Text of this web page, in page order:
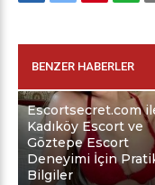
BENZER HABERLER
Escortsecret.com
Kadıköy Escort ve
Göztepe Escort
Deneyimi İçin
Bilgiler